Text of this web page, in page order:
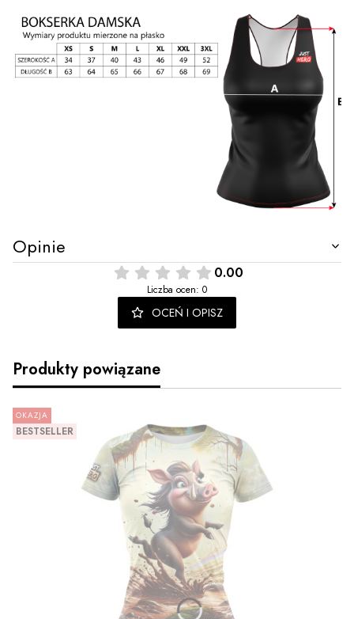
Opinie
0.00
Liczba ocen: 0
OCEŃ I OPISZ
Produkty powiązane
OKAZJA
BESTSELLER